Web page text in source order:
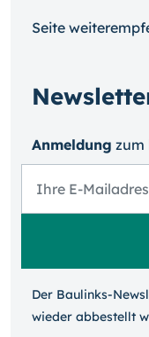
Seite
Anmeldung zum
Der Baulinks-
wieder ab­bestellt